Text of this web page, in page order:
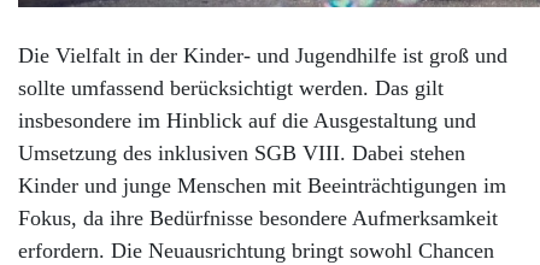
Die Vielfalt in der Kinder- und Jugendhilfe ist groß und
sollte umfassend berücksichtigt werden. Das gilt
insbesondere im Hinblick auf die Ausgestaltung und
Umsetzung des inklusiven SGB VIII. Dabei stehen
Kinder und junge Menschen mit Beeinträchtigungen im
Fokus, da ihre Bedürfnisse besondere Aufmerksamkeit
erfordern. Die Neuausrichtung bringt sowohl Chancen